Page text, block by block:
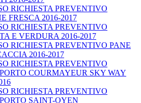
RICHIESTA PREVENTIVO
FRESCA 2016-2017
RICHIESTA PREVENTIVO
E VERDURA 2016-2017
RICHIESTA PREVENTIVO PANE
2016-2017
RICHIESTA PREVENTIVO
COURMAYEUR SKY WAY
RICHIESTA PREVENTIVO
SAINT-OYEN